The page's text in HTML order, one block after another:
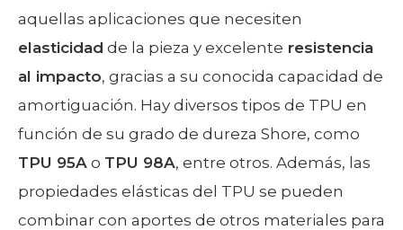
aquellas aplicaciones que necesiten
elasticidad de la pieza y excelente resistencia
al impacto, gracias a su conocida capacidad de
amortiguación. Hay diversos tipos de TPU en
función de su grado de dureza Shore, como
TPU 95A o TPU 98A, entre otros. Además, las
propiedades elásticas del TPU se pueden
combinar con aportes de otros materiales para